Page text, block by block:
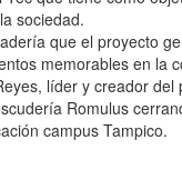
sociedad.
que el proyecto
memorables en la
líder y creador del
Romulus
campus Tampico.